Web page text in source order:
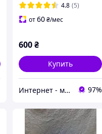
4.8 (5)
от60₴/мес
600₴
Купить
Интернет - магазин МАНДАРИНКА 97%